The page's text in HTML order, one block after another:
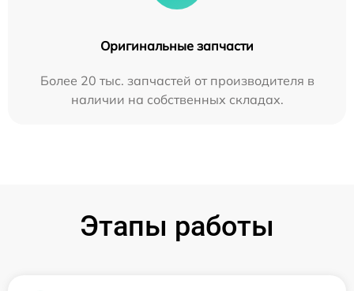
Оригинальные запчасти
Более 20 тыс. запчастей от производителя в
наличии на собственных складах.
Этапы работы